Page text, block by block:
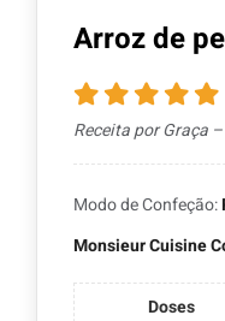
Arroz de
Receita por Graça
Modo de Confeção:
Monsieur Cuisine
Doses